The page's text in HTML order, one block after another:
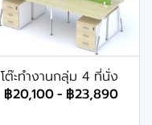
โต๊ะทำงานกลุ่ม 4 ที่นั่ง
฿20,100- ฿23,890